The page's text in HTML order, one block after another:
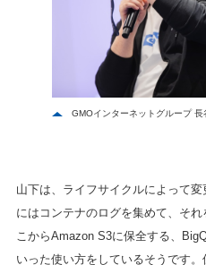
GMOインターネットグループ 長
山下は、ライフサイクルによって
にはコンテナのログを集めて、そ
こからAmazon S3に保全する、
いった使い方をしているそうです。